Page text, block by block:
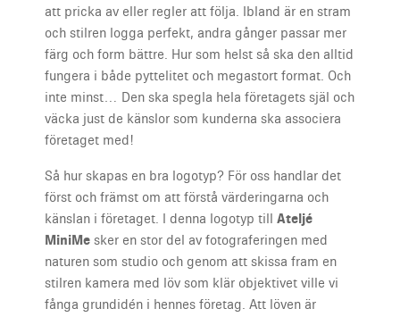
att pricka av eller regler att följa. Ibland är en stram
och stilren logga perfekt, andra gånger passar mer
färg och form bättre. Hur som helst så ska den alltid
fungera i både pyttelitet och megastort format. Och
inte minst… Den ska spegla hela företagets själ och
väcka just de känslor som kunderna ska associera
företaget med!
Så hur skapas en bra logotyp? För oss handlar det
först och främst om att förstå värderingarna och
känslan i företaget. I denna logotyp till Ateljé
MiniMe sker en stor del av fotograferingen med
naturen som studio och genom att skissa fram en
stilren kamera med löv som klär objektivet ville vi
fånga grundidén i hennes företag. Att löven är